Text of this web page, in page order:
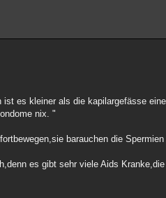
es kleiner als die kapilargefässe
nix. "
barauchen die
es gibt sehr viele Aids